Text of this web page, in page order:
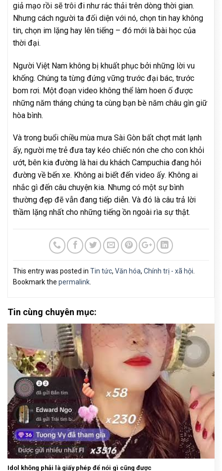
giả mạo rồi sẽ trôi đi như rác thải trên dòng thời gian.
Nhưng cách người ta đối diện với nó, chọn tin hay không
tin, chọn im lặng hay lên tiếng – đó mới là bài học của
thời đại.
Người Việt Nam không bị khuất phục bởi những lời vu
khống. Chúng ta từng đứng vững trước đại bác, trước
bom rơi. Một đoạn video không thể làm hoen ố được
những năm tháng chúng ta cùng bạn bè năm châu gìn giữ
hòa bình.
Và trong buổi chiều mùa mưa Sài Gòn bất chợt mát lạnh
ấy, người mẹ trẻ đưa tay kéo chiếc nón che cho con khỏi
ướt, bên kia đường là hai du khách Campuchia đang hỏi
đường về bến xe. Không ai biết đến video ấy. Không ai
nhắc gì đến câu chuyện kia. Nhưng có một sự bình
thường đẹp đẽ vẫn đang tiếp diễn. Và đó là câu trả lời
thầm lặng nhất cho những tiếng ồn ngoài rìa sự thật.
This entry was posted in Tin tức, Văn hóa, Chính trị - xã hội.
Bookmark the permalink.
Tin cùng chuyên mục:
Idol không phải là giấy phép để nói gì cũng được